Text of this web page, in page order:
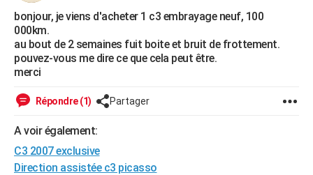
Essais
Réserver un essai
Citadines
Berlines
SUV
Forum auto
+HIGH-TECH
Mobiles
Meilleur smartphone
Internet
Ordinateurs
Jeux vidéo
Guide high-tech
+BRICOLAGE
Forum
Aménagement intérieur
Extérieur
Cuisine
Salle de bains
Jardinage
Rangement
Guides de France
Escapades
Patrimoine
Expositions
Musées
Week-end nature
Art de vivre
Bien-être
Loisirs
Mode
Modes de vie
Alimentation
Guide de la santé
Maladies
Médicaments
Sommeil
VOYAGE
bonjour, je viens d'acheter 1 c3 embrayage neuf, 100
000km.
au bout de 2 semaines fuit boite et bruit de frottement.
pouvez-vous me dire ce que cela peut être.
merci
Répondre (1) Partager
A voir également:
C3 2007 exclusive
Direction assistée c3 picasso